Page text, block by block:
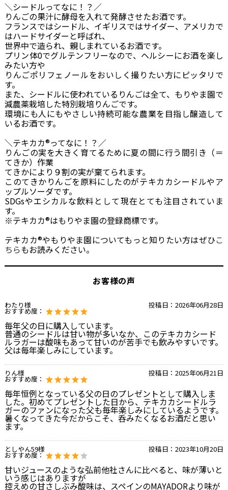
＼シードルってなに！？／
りんごの果汁に酵母を入れて発酵させたお酒です。
フランスではシードル、イギリスではサイダー、アメリカで
はハードサイダーと呼ばれ、
世界中で造られ、親しまれているお酒です。
プリン体0でグルテンフリーなので、ヘルシーにお酒を楽し
みたい方や
りんごポリフェノールをおいしく撮りたい方にピッタリで
す。
また、シードルに使われているりんごは全て、もりやま園で
減農薬栽培した特別栽培りんごです。
環境にも人にもやさしい持続可能な農業を目指し醸造して
いるお酒です。
＼テキカカ®ってなに！？／
りんごの実を大きく育てるために夏の間に行う間引き（＝
てきか）作業
てきかにより９割の実が棄てられます。
このてきかりんごを原料にしたのがテキカカシードルやア
ップルソーダです。
SDGsやエシカルな飲料として現在とても注目されていま
す。
※テキカカ®はもりやま園の登録商標です。
テキカカ®やもりやま園についてもっと知りたい方はぜひこ
ちらもお読みください。
お客様の声
わたり様 投稿日： 2026年06月28日
おすすめ度：
毎年父の日に購入しています。
普通のシードルは甘い物が多いなか、このテキカカシード
ルラガーは酸味もあって甘いのが苦手でも飲みやすいです。
父は毎年楽しみにしています。
りん様 投稿日： 2025年06月21日
おすすめ度：
毎年恒例となっている父の日のプレゼントとして購入しま
した。初めてプレゼントした日から、テキカカシードルラ
ガーのファンになった父も毎年楽しみにしているようです。
暑くなってきた今だからこそ、呑みたくなるお酒だと思い
ます。
としやん59様 投稿日： 2023年10月20日
おすすめ度：
甘いジュースのような弘前他社さんに比べると、味が薄いと
いう感じはありますが
控えめの甘さしぶみ酸味は、スペインのMAYADORより味が